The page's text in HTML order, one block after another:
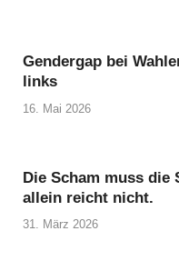
Gendergap bei
links
16. Mai 2026
Die Scham muss die
allein reicht nicht.
31. März 2026